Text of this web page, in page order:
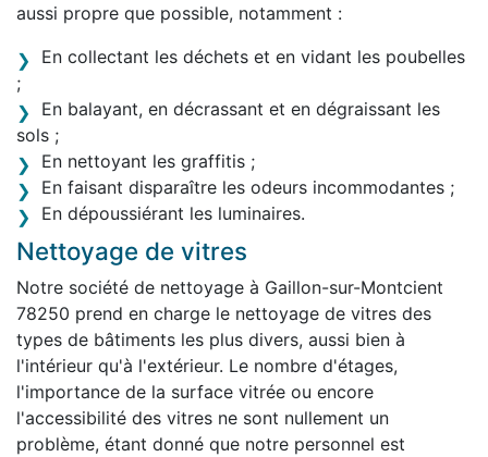
aussi propre que possible, notamment :
En collectant les déchets et en vidant les poubelles
;
En balayant, en décrassant et en dégraissant les
sols ;
En nettoyant les graffitis ;
En faisant disparaître les odeurs incommodantes ;
En dépoussiérant les luminaires.
Nettoyage de vitres
Notre société de nettoyage à Gaillon-sur-Montcient
78250 prend en charge le nettoyage de vitres des
types de bâtiments les plus divers, aussi bien à
l'intérieur qu'à l'extérieur. Le nombre d'étages,
l'importance de la surface vitrée ou encore
l'accessibilité des vitres ne sont nullement un
problème, étant donné que notre personnel est